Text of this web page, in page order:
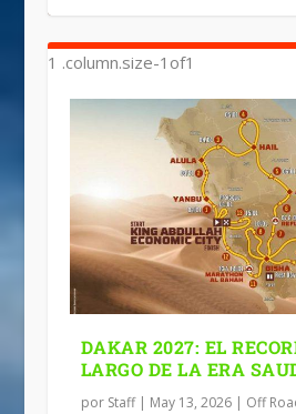
DAKAR 2027: EL
LARGO DE LA ERA
por Staff| May 13, 2026| Off